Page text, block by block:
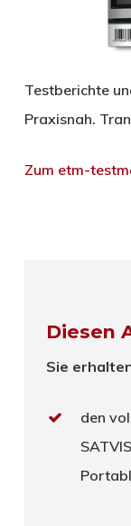
Testberichte
Praxisnah.
Zum etm-
Diesen
Sie
den